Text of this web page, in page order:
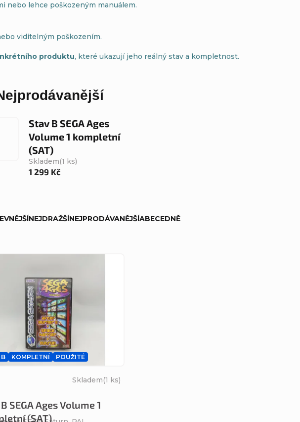
nebo lehce poškozeným manuálem.
viditelným poškozením.
produktu, které ukazují jeho reálný stav a kompletnost.
Stav B SEGA Ages
Volume 1 kompletní
(SAT)
Skladem(1 ks)
1 299 Kč
NEJDRAŽŠÍNEJPRODÁVANĚJŠÍABECEDNĚ
B KOMPLETNÍ POUŽITÉ
SEGA Ages Volume 1
(SAT)
Skladem(1 ks)